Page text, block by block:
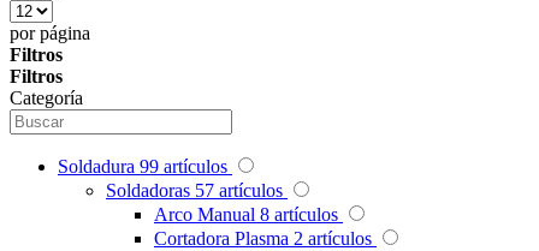
por página
Filtros
Filtros
Categoría
Soldadura 99 artículos
Soldadoras 57 artículos
Arco Manual 8 artículos
Cortadora Plasma 2 artículos